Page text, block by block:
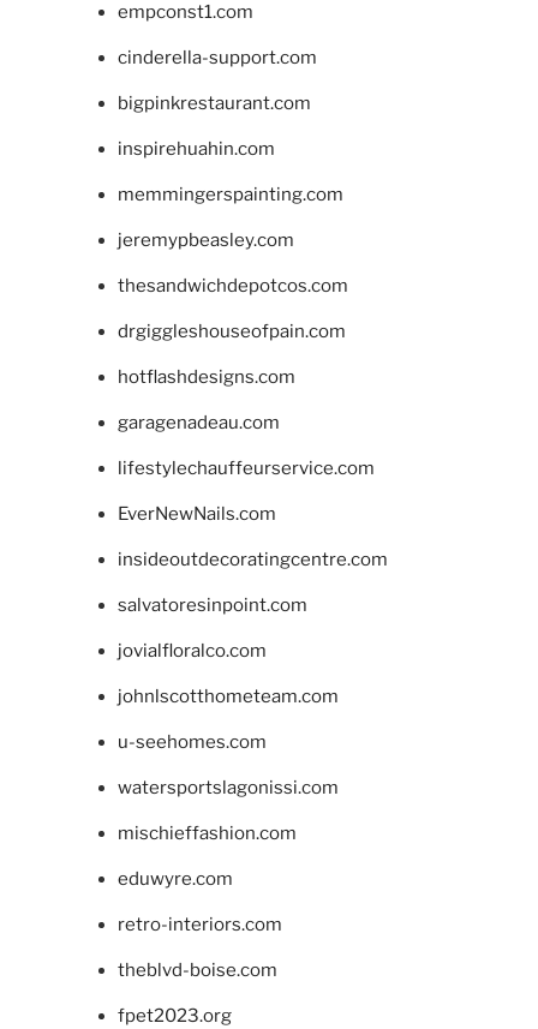
empconst1.com
cinderella-support.com
bigpinkrestaurant.com
inspirehuahin.com
memmingerspainting.com
jeremypbeasley.com
thesandwichdepotcos.com
drgiggleshouseofpain.com
hotflashdesigns.com
garagenadeau.com
lifestylechauffeurservice.com
EverNewNails.com
insideoutdecoratingcentre.com
salvatoresinpoint.com
jovialfloralco.com
johnlscotthometeam.com
u-seehomes.com
watersportslagonissi.com
mischieffashion.com
eduwyre.com
retro-interiors.com
theblvd-boise.com
fpet2023.org